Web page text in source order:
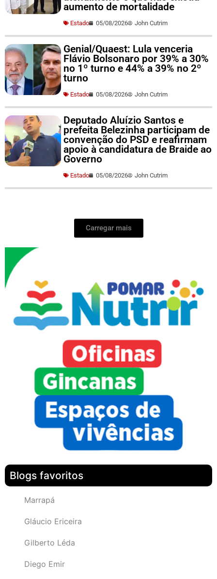
aumento de mortalidade
Estado 05/08/2026 John Cutrim
Genial/Quaest: Lula venceria
Flávio Bolsonaro por 39% a 30%
no 1º turno e 44% a 39% no 2º
turno
Estado 05/08/2026 John Cutrim
Deputado Aluízio Santos e
prefeita Belezinha participam de
convenção do PSD e reafirmam
apoio à candidatura de Braide ao
Governo
Estado 05/08/2026 John Cutrim
Carregar mais
Blogs favoritos
Marrapá
Gláucio Ericeira
Gilberto Léda
Diego Emir